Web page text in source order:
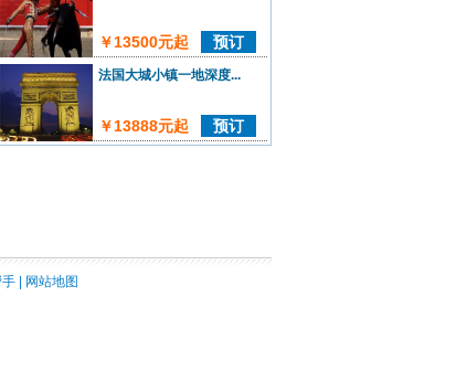
预订
￥13500元起
法国大城小镇一地深度...
预订
￥13888元起
| 网站地图